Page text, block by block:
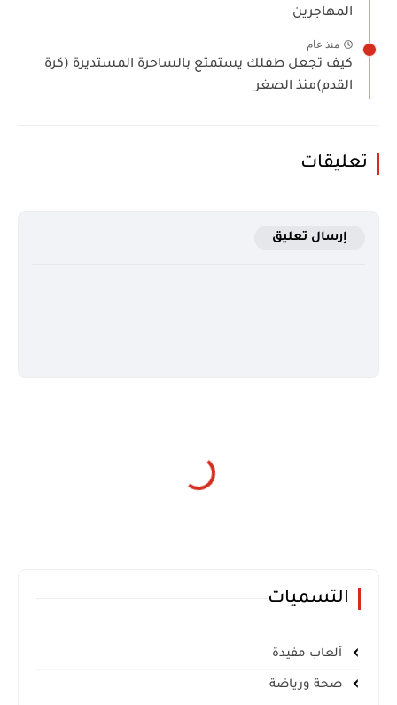
المهاجرين
منذ عام
كيف تجعل طفلك يستمتع بالساحرة المستديرة (كرة
القدم)منذ الصغر
تعليقات
إرسال تعليق
التسميات
ألعاب مفيدة
صحة ورياضة